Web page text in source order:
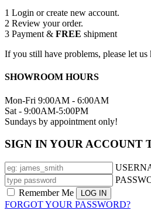
1 Login or create new account.
2 Review your order.
3 Payment & FREE shipment
If you still have problems, please let
SHOWROOM HOURS
Mon-Fri 9:00AM - 6:00AM
Sat - 9:00AM-5:00PM
Sundays by appointment only!
SIGN IN YOUR ACCOUNT
Remember Me
FORGOT YOUR PASSWORD?